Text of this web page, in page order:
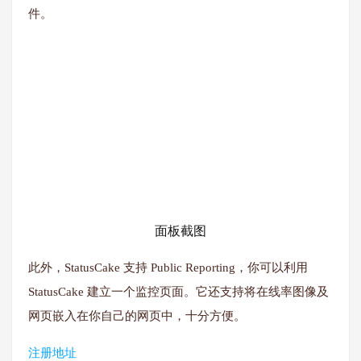
件。
面板截图
此外，StatusCake 支持 Public Reporting，你可以利用
StatusCake 建立一个监控页面。它还支持将在线率图像及
网页嵌入在你自己的网页中，十分方便。
注册地址